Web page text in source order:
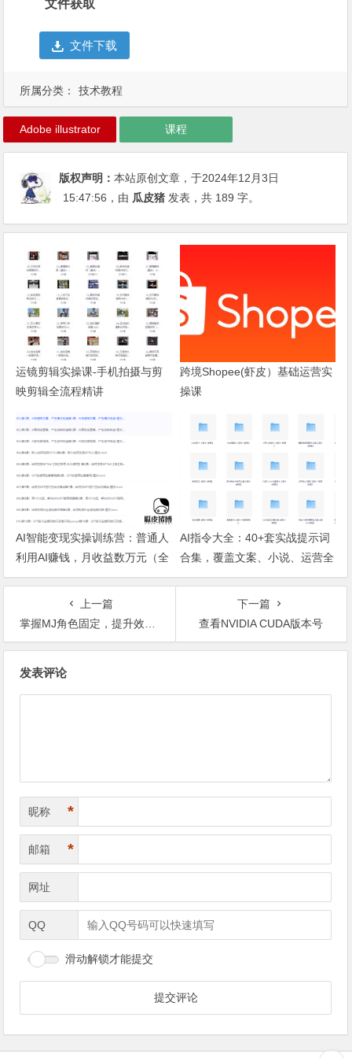
文件获取
文件下载
所属分类： 技术教程
Adobe illustrator 课程
版权声明：本站原创文章，于2024年12月3日
15:47:56 ，由 瓜皮猪 发表，共 189 字。
运镜剪辑实操课-手机拍摄与剪
映剪辑全流程精讲
跨境Shopee(虾皮）基础运营实
操课
AI智能变现实操训练营：普通人
利用AI赚钱，月收益数万元（全
套课程+文档）
AI指令大全：40+套实战提示词
合集，覆盖文案、小说、运营全
场景
上一篇
掌握MJ角色固定，提升效率！
下一篇
查看NVIDIA CUDA版本号
发表评论
昵称 *
邮箱 *
网址
QQ
滑动解锁才能提交